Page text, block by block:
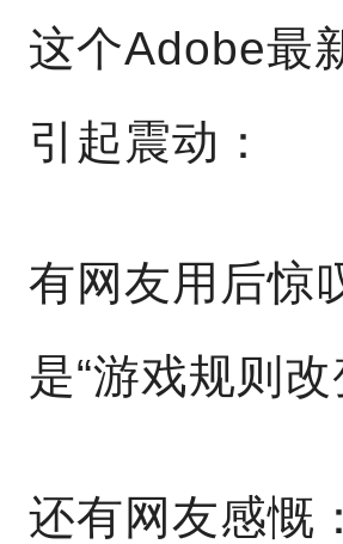
这个Adobe最
引起震动：
有网友用后惊
是“游戏规则改
还有网友感慨